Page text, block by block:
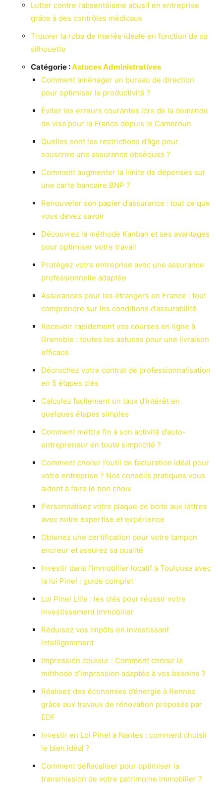
Lutter contre l’absentéisme abusif en entreprise
grâce à des contrôles médicaux
Trouver la robe de mariée idéale en fonction de sa
silhouette
Catégorie :Astuces Administratives
Comment aménager un bureau de direction
pour optimiser la productivité ?
Éviter les erreurs courantes lors de la demande
de visa pour la France depuis le Cameroun
Quelles sont les restrictions d’âge pour
souscrire une assurance obsèques ?
Comment augmenter la limite de dépenses sur
une carte bancaire BNP ?
Renouveler son papier d’assurance : tout ce que
vous devez savoir
Découvrez la méthode Kanban et ses avantages
pour optimiser votre travail
Protégez votre entreprise avec une assurance
professionnelle adaptée
Assurances pour les étrangers en France : tout
comprendre sur les conditions d’assurabilité
Recevoir rapidement vos courses en ligne à
Grenoble : toutes les astuces pour une livraison
efficace
Décrochez votre contrat de professionnalisation
en 5 étapes clés
Calculez facilement un taux d’intérêt en
quelques étapes simples
Comment mettre fin à son activité d’auto-
entrepreneur en toute simplicité ?
Comment choisir l’outil de facturation idéal pour
votre entreprise ? Nos conseils pratiques vous
aident à faire le bon choix
Personnalisez votre plaque de boite aux lettres
avec notre expertise et expérience
Obtenez une certification pour votre tampon
encreur et assurez sa qualité
Investir dans l’immobilier locatif à Toulouse avec
la loi Pinel : guide complet
Loi Pinel Lille : les clés pour réussir votre
investissement immobilier
Réduisez vos impôts en investissant
intelligemment
Impression couleur : Comment choisir la
méthode d’impression adaptée à vos besoins ?
Réalisez des économies d’énergie à Rennes
grâce aux travaux de rénovation proposés par
EDF
Investir en Loi Pinel à Nantes : comment choisir
le bien idéal ?
Comment défiscaliser pour optimiser la
transmission de votre patrimoine immobilier ?